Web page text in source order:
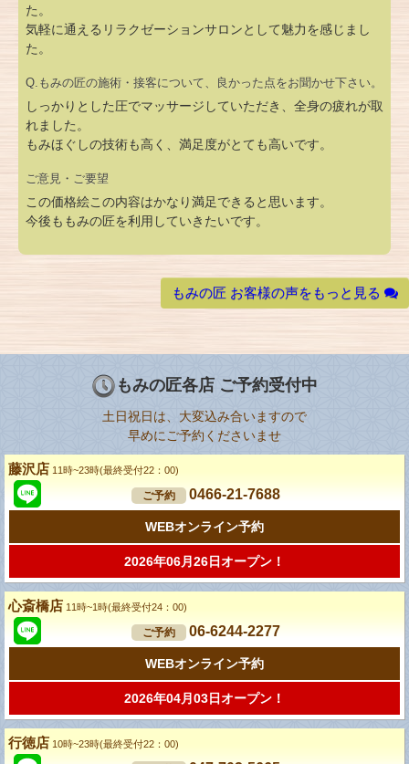
た。
気軽に通えるリラクゼーションサロンとして魅力を感じまし
た。
Q.もみの匠の施術・接客について、良かった点をお聞かせ下さい。
しっかりとした圧でマッサージしていただき、全身の疲れが取
れました。
もみほぐしの技術も高く、満足度がとても高いです。
ご意見・ご要望
この価格絵この内容はかなり満足できると思います。
今後ももみの匠を利用していきたいです。
もみの匠 お客様の声をもっと見る
もみの匠各店 ご予約受付中
土日祝日は、大変込み合いますので
早めにご予約くださいませ
藤沢店 11時~23時(最終受付22：00)
ご予約 0466-21-7688
WEBオンライン予約
2026年06月26日オープン！
心斎橋店 11時~1時(最終受付24：00)
ご予約 06-6244-2277
WEBオンライン予約
2026年04月03日オープン！
行徳店 10時~23時(最終受付22：00)